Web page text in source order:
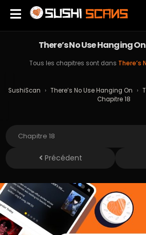
There’s No Use Hanging
Tous les chapitres sont dans There’s
SushiScan › There’s No Use Hanging On ›
Chapitre 18
Précédent